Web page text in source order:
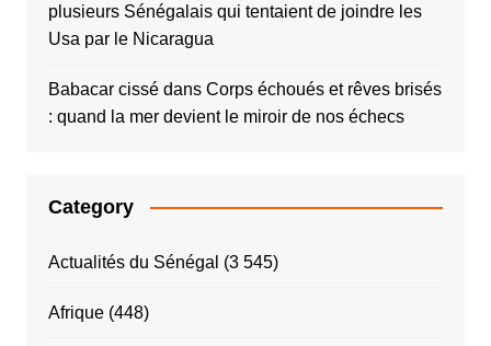
plusieurs Sénégalais qui tentaient de joindre les
Usa par le Nicaragua
Babacar cissédans Corps échoués et rêves brisés
: quand la mer devient le miroir de nos échecs
Category
Actualités du Sénégal (3 545)
Afrique(448)